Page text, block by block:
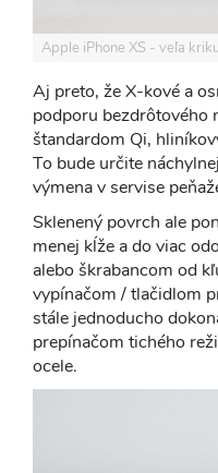
Apple iPhone XS - veľa
Aj preto, že X-kové a
podporu bezdrôtového
štandardom Qi,
To bude určite
výmena v servise
Sklenený povrch ale
menej kĺže a do viac
alebo škrabancom od
vypínačom / tlačidlom
stále jednoducho
prepínačom tichého
ocele.